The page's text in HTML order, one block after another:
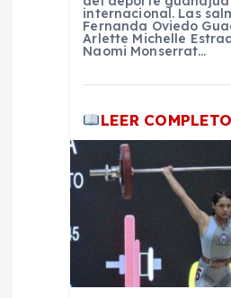
internacional. Las
Fernanda Oviedo
Arlette Michelle
Naomi Monserrat…
LEER COMPLETO